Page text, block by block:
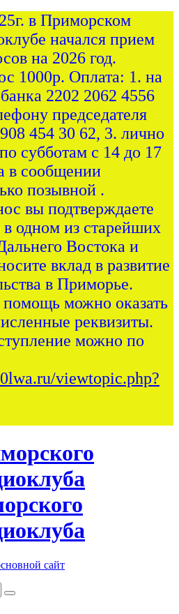
в Приморском
начался прием
на 2026 год.
1000р. Оплата: 1. на
2202 2062 4556
председателя
454 30 62, 3. лично
субботам с 14 до 17
в сообщении
позывной .
вы подтверждаете
в одном из старейших
Востока и
вклад в развитие
в Приморье.
можно оказать
реквизиты.
можно по
viewtopic.php?
сайт